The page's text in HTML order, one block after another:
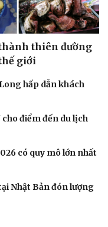
thiên đường
giới
hấp dẫn khách
điểm đến du lịch
có quy mô lớn nhất
Nhật Bản đón lượng